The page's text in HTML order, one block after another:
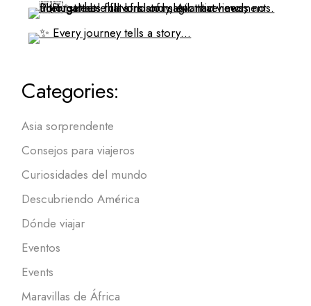
Categories:
Asia sorprendente
Consejos para viajeros
Curiosidades del mundo
Descubriendo América
Dónde viajar
Eventos
Events
Maravillas de África